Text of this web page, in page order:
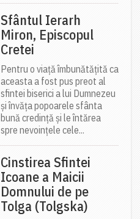
Sfântul Ierarh
Miron, Episcopul
Cretei
Pentru o viață îmbunătățită ca
aceasta a fost pus preot al
sfintei biserici a lui Dumnezeu
și învăța popoarele sfânta
bună credință și le întărea
spre nevoințele cele...
Cinstirea Sfintei
Icoane a Maicii
Domnului de pe
Tolga (Tolgska)